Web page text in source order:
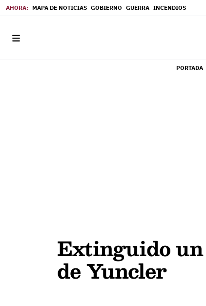
MAPA DE NOTICIAS GOBIERNO GUERRA INCENDIOS
PORTADA
Extinguido
de Yuncler